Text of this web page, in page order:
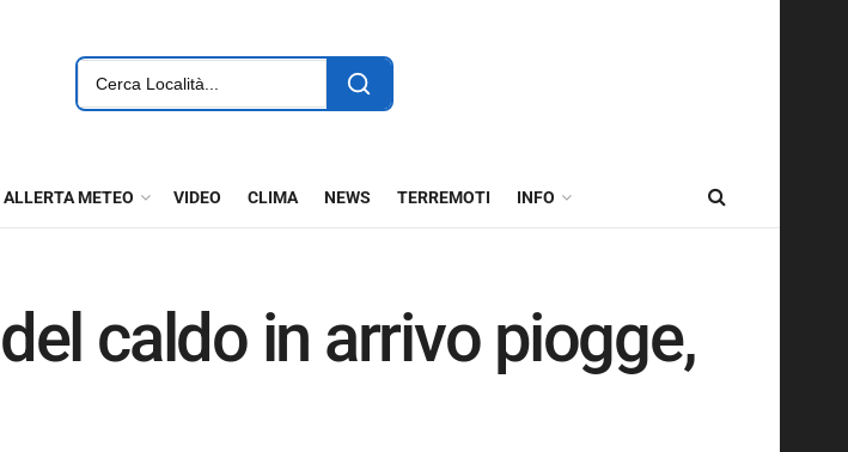
ALLERTA METEO VIDEO CLIMA NEWS TERREMOTI INFO
caldo in arrivo piogge,